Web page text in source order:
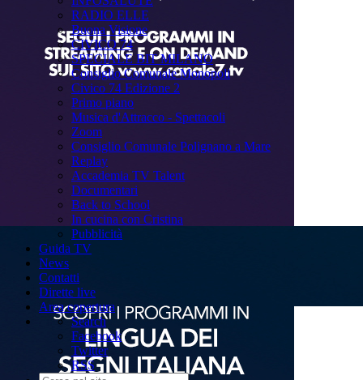
RADIO ELLE
Buona Visione
CIVICO 74
SPECIALE BIT MILANO
Consiglio Comunale Monopoli
Civico 74 Edizione 2
Primo piano
Musica d'Attracco - Spettacoli
Zoom
Consiglio Comunale Polignano a Mare
Replay
Accademia TV Talent
Documentari
Back to School
In cucina con Cristina
Pubblicità
Guida TV
News
Contatti
Dirette live
Area copertura
Search
Facebook
Twitter
RSS